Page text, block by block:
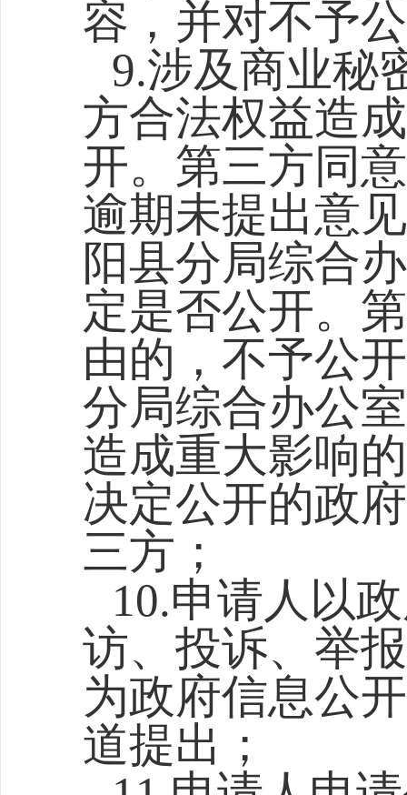
容，并对不予
9.涉及商业秘
方合法权益造
开。第三方同
逾期未提出意
阳县分局综合
定是否公开。
由的，不予公
分局综合办公
造成重大影响
决定公开的政
三方；
10.申请人以
访、投诉、举
为政府信息公
道提出；